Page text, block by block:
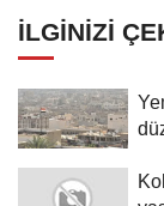
İLGINIZI